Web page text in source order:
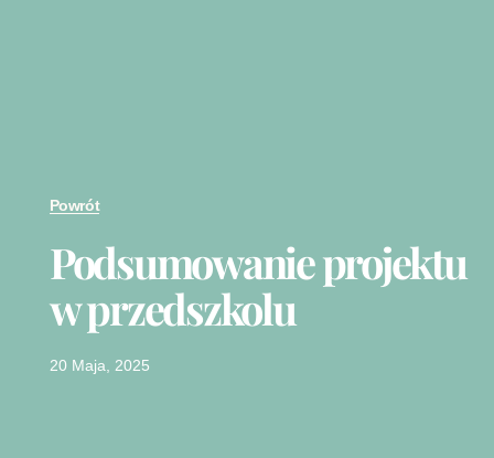
Powrót
Podsumowanie projektu
w przedszkolu
20 Maja, 2025